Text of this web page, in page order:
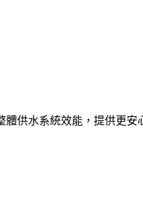
供水系統效能，提供更安